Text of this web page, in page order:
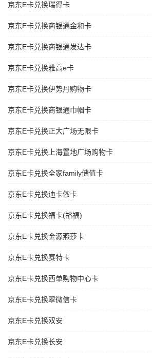
京东E卡兑换瑞得卡
京东E卡兑换商银通金和卡
京东E卡兑换商银通发达卡
京东E卡兑换雅高e卡
京东E卡兑换伊势丹购物卡
京东E卡兑换商银通巾帼卡
京东E卡兑换正大广场无限卡
京东E卡兑换上海置地广场购物卡
京东E卡兑换全家family储值卡
京东E卡兑换迪卡侬卡
京东E卡兑换福卡(裕福)
京东E卡兑换金源燕莎卡
京东E卡兑换赛特卡
京东E卡兑换西单购物中心卡
京东E卡兑换翠微信卡
京东E卡兑换双安
京东E卡兑换长安